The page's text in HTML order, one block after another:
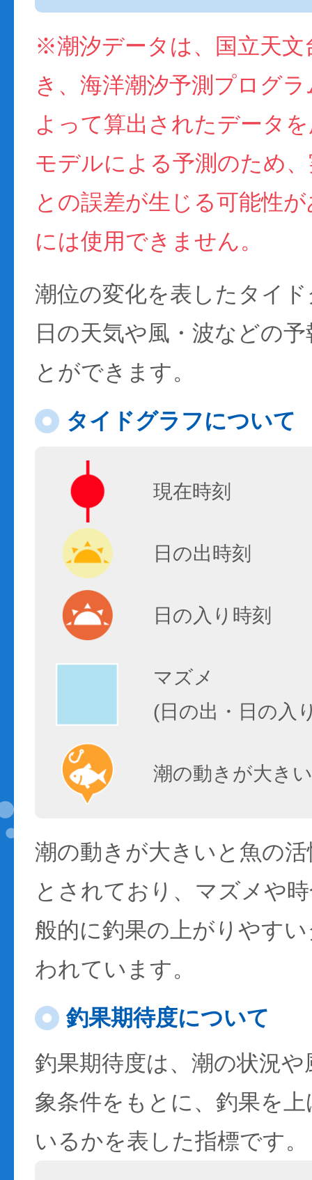
※潮汐データは、国立天文
き、海洋潮汐予測プログ
よって算出されたデータ
モデルによる予測のため
との誤差が生じる可能性
には使用できません。
潮位の変化を表したタイ
日の天気や風・波などの
とができます。
タイドグラフについて
現在時刻
日の出時刻
日の入り時刻
マズメ
(日の出・日の入
潮の動きが大き
潮の動きが大きいと魚の
とされており、マズメや
般的に釣果の上がりやす
われています。
釣果期待度について
釣果期待度は、潮の状況
象条件をもとに、釣果を
いるかを表した指標です。